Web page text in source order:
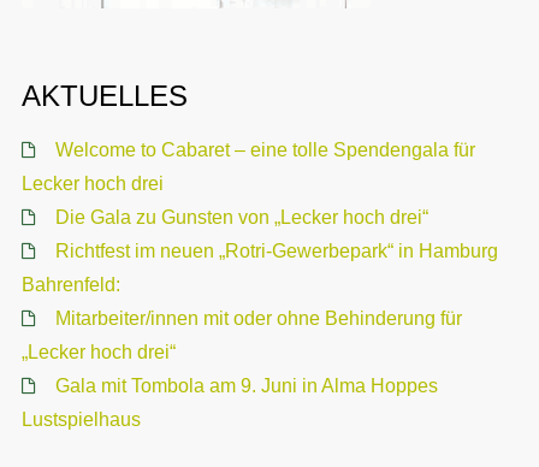
AKTUELLES
Welcome to Cabaret – eine tolle Spendengala für
Lecker hoch drei
Die Gala zu Gunsten von „Lecker hoch drei“
Richtfest im neuen „Rotri-Gewerbepark“ in Hamburg
Bahrenfeld:
Mitarbeiter/innen mit oder ohne Behinderung für
„Lecker hoch drei“
Gala mit Tombola am 9. Juni in Alma Hoppes
Lustspielhaus